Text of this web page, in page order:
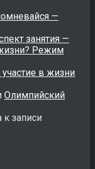
—
занятия —
Режим
в жизни
Олимпийский
к записи